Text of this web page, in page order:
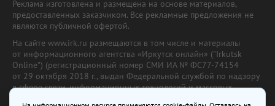
Реклама изготовлена и размещена на основе материалов,
предоставленных заказчиком. Все рекламные предложения не
являются публичной офертой.
На сайте www.irk.ru размещаются в том числе и материалы
от информационного агентства «Иркутск онлайн» ("Irkutsk
Online") (регистрационный номер СМИ ИА № ФС77-74154
от 29 октября 2018 г., выдан Федеральной службой по надзору
в сфере связи, информационных технологий и массовых